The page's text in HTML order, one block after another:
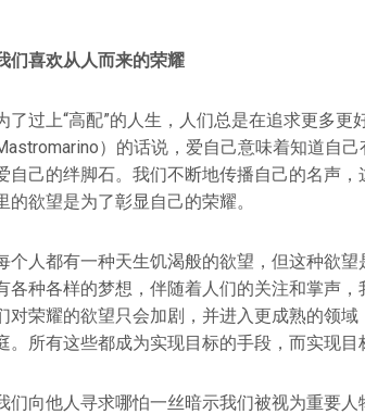
们喜欢从人而来的荣耀
了过上“高配”的人生，人们总是在追求更多
）的话说，爱自己意味着知道自
自己的绊脚石。我们不断地传播自己的名声
的欲望是为了彰显自己的荣耀。
个人都有一种天生饥渴般的欲望，但这种欲
各种各样的梦想，伴随着人们的关注和掌声
对荣耀的欲望只会加剧，并进入更成熟的领
。所有这些都成为实现目标的手段，而实现目
们向他人寻求哪怕一丝暗示我们被视为重要